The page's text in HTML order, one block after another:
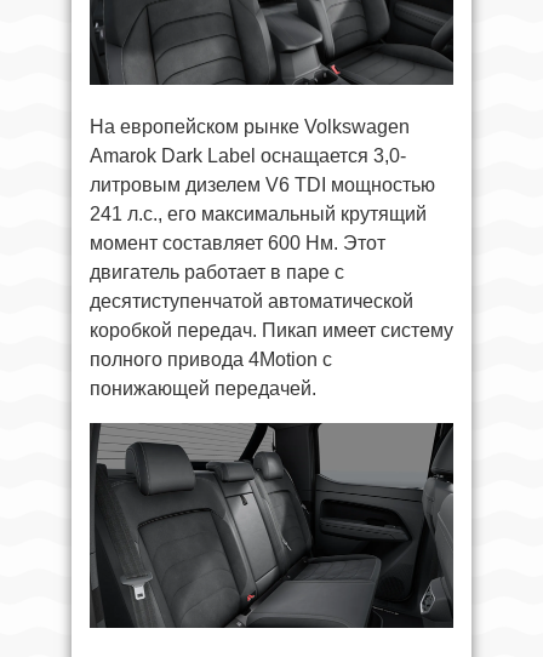
На европейском рынке Volkswagen
Amarok Dark Label оснащается 3,0-
литровым дизелем V6 TDI мощностью
241 л.с., его максимальный крутящий
момент составляет 600 Нм. Этот
двигатель работает в паре с
десятиступенчатой автоматической
коробкой передач. Пикап имеет систему
полного привода 4Motion с
понижающей передачей.